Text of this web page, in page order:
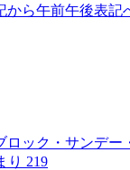
から午前午後表記
ロック・サンデー
り 219